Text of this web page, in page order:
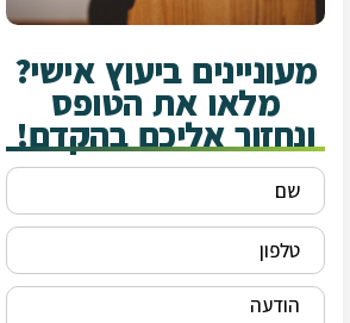
מעוניינים ביעוץ אישי?
מלאו את הטופס
ונחזור אליכם בהקדם!